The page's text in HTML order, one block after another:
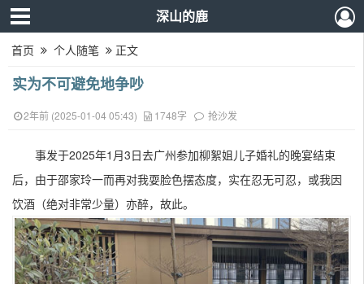
深山的鹿
首页 个人随笔 正文
实为不可避免地争吵
2年前 (2025-01-04 05:43) 1748字 抢沙发
事发于2025年1月3日去广州参加柳絮姐儿子婚礼的晚宴结束
后，由于邵家玲一而再对我耍脸色摆态度，实在忍无可忍，或我因
饮酒（绝对非常少量）亦醉，故此。